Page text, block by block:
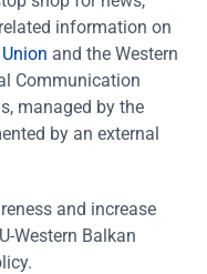
information on
and the Western
Communication
managed by the
by an external
and increase
Western Balkan